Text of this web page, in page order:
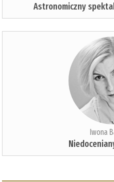
Astronomiczny
Iwona